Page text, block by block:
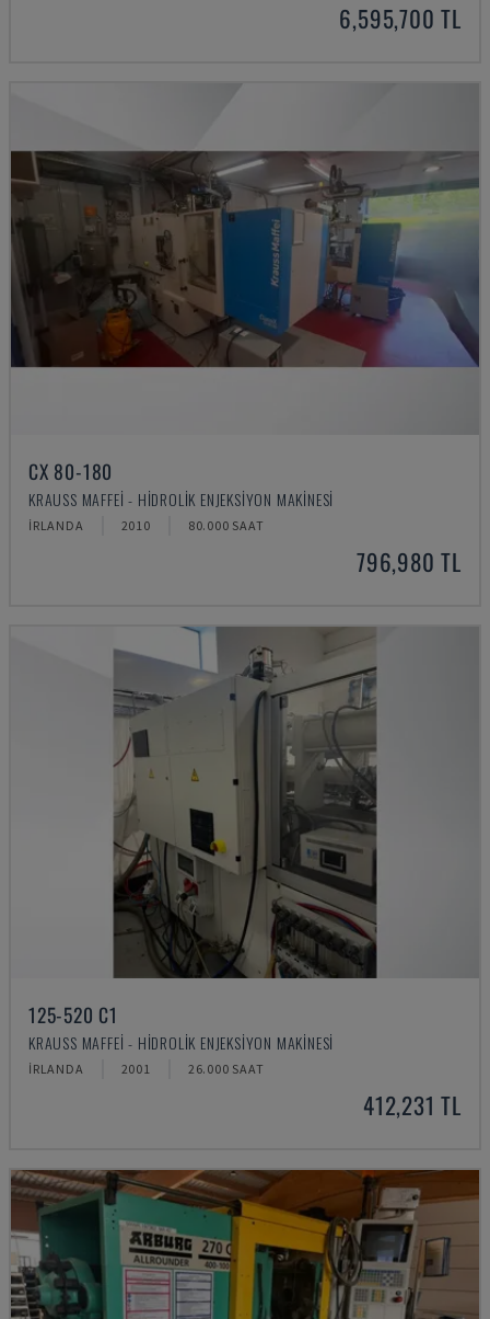
6,595,700 TL
CX 80-180
KRAUSS MAFFEI - HIDROLIK ENJEKSIYON MAKINESI
İRLANDA 2010 80.000 SAAT
796,980 TL
125-520 C1
KRAUSS MAFFEI - HIDROLIK ENJEKSIYON MAKINESI
İRLANDA 2001 26.000 SAAT
412,231 TL